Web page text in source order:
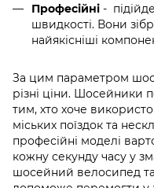
Професійні -
швидкості. Вони
найякісніші
За цим параметром
різні ціни. Шосейники
тим, хто хоче
міських поїздок та
професійні моделі
кожну секунду часу у
шосейний велосипед